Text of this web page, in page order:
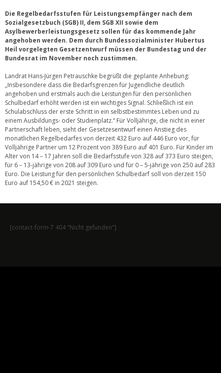
Die Regelbedarfsstufen für Leistungsempfänger nach dem
Sozialgesetzbuch (SGB) II, dem SGB XII sowie dem
Asylbewerberleistungsgesetz sollen für das kommende Jahr
angehoben werden. Dem durch Bundessozialminister Hubertus
Heil vorgelegten Gesetzentwurf müssen der Bundestag und der
Bundesrat im November noch zustimmen.
Landrat Hans-Jürgen Petrauschke begrüßt die geplante Anhebung:
„Insbesondere dass die Bedarfsgrenzen für Jugendliche deutlich
angehoben und erstmals auch die Leistungen für den persönlichen
Schulbedarf erhöht werden ist ein wichtiges Signal. Schließlich ist ein
Schulabschluss der erste Schritt in ein selbstbestimmtes Leben und zu
einem Ausbildungs- oder Studienplatz.“ Für Volljährige, die nicht in einer
Partnerschaft leben, sieht der Gesetzesentwurf einen Anstieg des
monatlichen Regelbedarfes von derzeit 432 Euro auf 446 Euro vor, für
Volljährige Partner um 12 Prozent von 389 Euro auf 401 Euro. Für Kinder im
Alter von 14 – 17 Jahren soll die Bedarfsstufe von 328 auf 373 Euro steigen,
für 6 – 13-jährige von 208 auf 309 Euro und für 0 – 5-jährige von 250 auf 283
Euro. Die Leistung für den persönlichen Schulbedarf soll von derzeit 150
Euro auf 154,50 € in 2021 steigen.
[contact-form-7 404 "Nicht gefunden"]